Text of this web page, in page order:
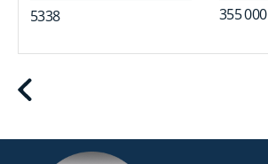
5338 355 000